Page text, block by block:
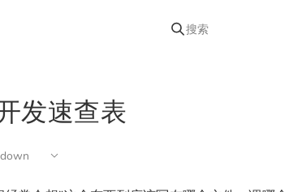
搜索
发速查表